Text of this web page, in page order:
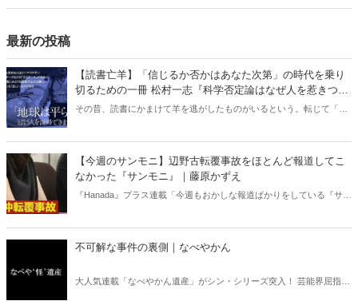
最新の投稿
【読書亡羊】「信じるか否かはあなた次第」の時代を乗り
切るための一冊 松村一志『科学否定論はなぜ人を惹きつけ
るのか』（ちくま新書）｜梶原麻衣子
その昔、読書にかまけて羊を逃がしたものがいるという。転じて「読
ある。元月刊『Hanada』編集部員のライター・梶原がお送りする時事
書評！
【今週のサンモニ】辺野古転覆事故をほとんど報道してこ
なかった『サンモニ』｜藤原かずえ
『Hanada』プラス連載「今週もおかしな報道ばかりをしている『サン
不可解な事件の裏側｜なべやかん
大人気連載「なべやかん遺産」がシン・シリーズ突入！ 芸能界屈指の